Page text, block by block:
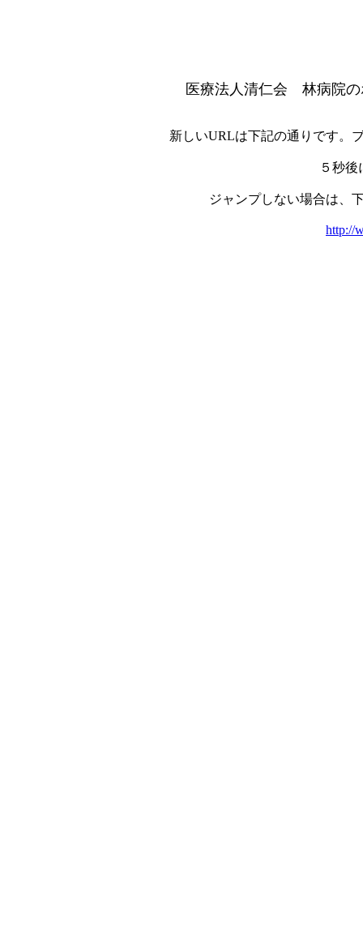
医療法人清仁会 林病院の
新しいURLは下記の通りです。
５秒
ジャンプしない場合は、
http://